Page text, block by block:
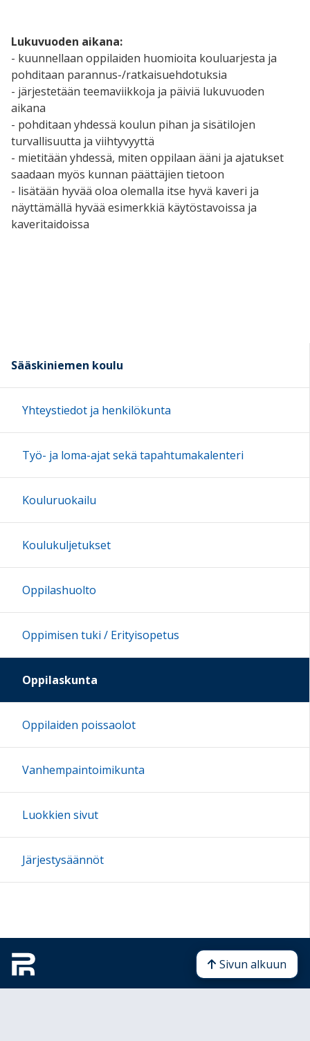
Lukuvuoden aikana:
- kuunnellaan oppilaiden huomioita kouluarjesta ja
pohditaan parannus-/ratkaisuehdotuksia
- järjestetään teemaviikkoja ja päiviä lukuvuoden
aikana
- pohditaan yhdessä koulun pihan ja sisätilojen
turvallisuutta ja viihtyvyyttä
- mietitään yhdessä, miten oppilaan ääni ja ajatukset
saadaan myös kunnan päättäjien tietoon
- lisätään hyvää oloa olemalla itse hyvä kaveri ja
näyttämällä hyvää esimerkkiä käytöstavoissa ja
kaveritaidoissa
Sääskiniemen koulu
Yhteystiedot ja henkilökunta
Työ- ja loma-ajat sekä tapahtumakalenteri
Kouluruokailu
Koulukuljetukset
Oppilashuolto
Oppimisen tuki / Erityisopetus
Oppilaskunta
Oppilaiden poissaolot
Vanhempaintoimikunta
Luokkien sivut
Järjestysäännöt
Ohjeet
Sivun alkuun